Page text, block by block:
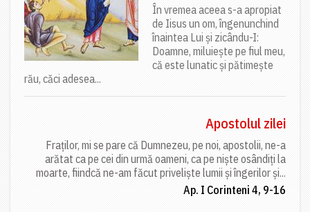
În vremea aceea s-a apropiat
de Iisus un om, îngenunchind
înaintea Lui și zicându-I:
Doamne, miluiește pe fiul meu,
că este lunatic și pătimește
rău, căci adesea...
Apostolul zilei
Fraților, mi se pare că Dumnezeu, pe noi, apostolii, ne-a
arătat ca pe cei din urmă oameni, ca pe niște osândiți la
moarte, fiindcă ne-am făcut priveliște lumii și îngerilor și...
Ap. I Corinteni 4, 9-16